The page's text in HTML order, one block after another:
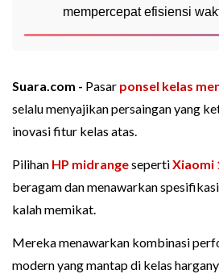
mempercepat efisiensi
Suara.com - Pasar ponsel kelas
selalu menyajikan persaingan yang
inovasi fitur kelas atas.
Pilihan HP midrangesepertiXiaomi
beragam dan menawarkan
kalah memikat.
Mereka menawarkan kombinasi
modern yang mantap di kelas